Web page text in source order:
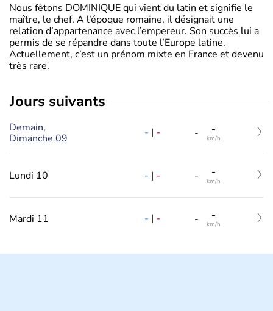
Nous fêtons DOMINIQUE qui vient du latin et signifie le
maître, le chef. A l’époque romaine, il désignait une
relation d’appartenance avec l’empereur. Son succès lui a
permis de se répandre dans toute l’Europe latine.
Actuellement, c’est un prénom mixte en France et devenu
très rare.
jours suivants
Demain,
Dimanche 09
- | - - -
km/h
Lundi 10 - | - - -
km/h
Mardi 11 - | - - -
km/h